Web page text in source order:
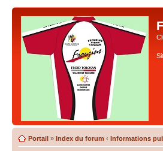
Portail » Index du forum ‹ Informations